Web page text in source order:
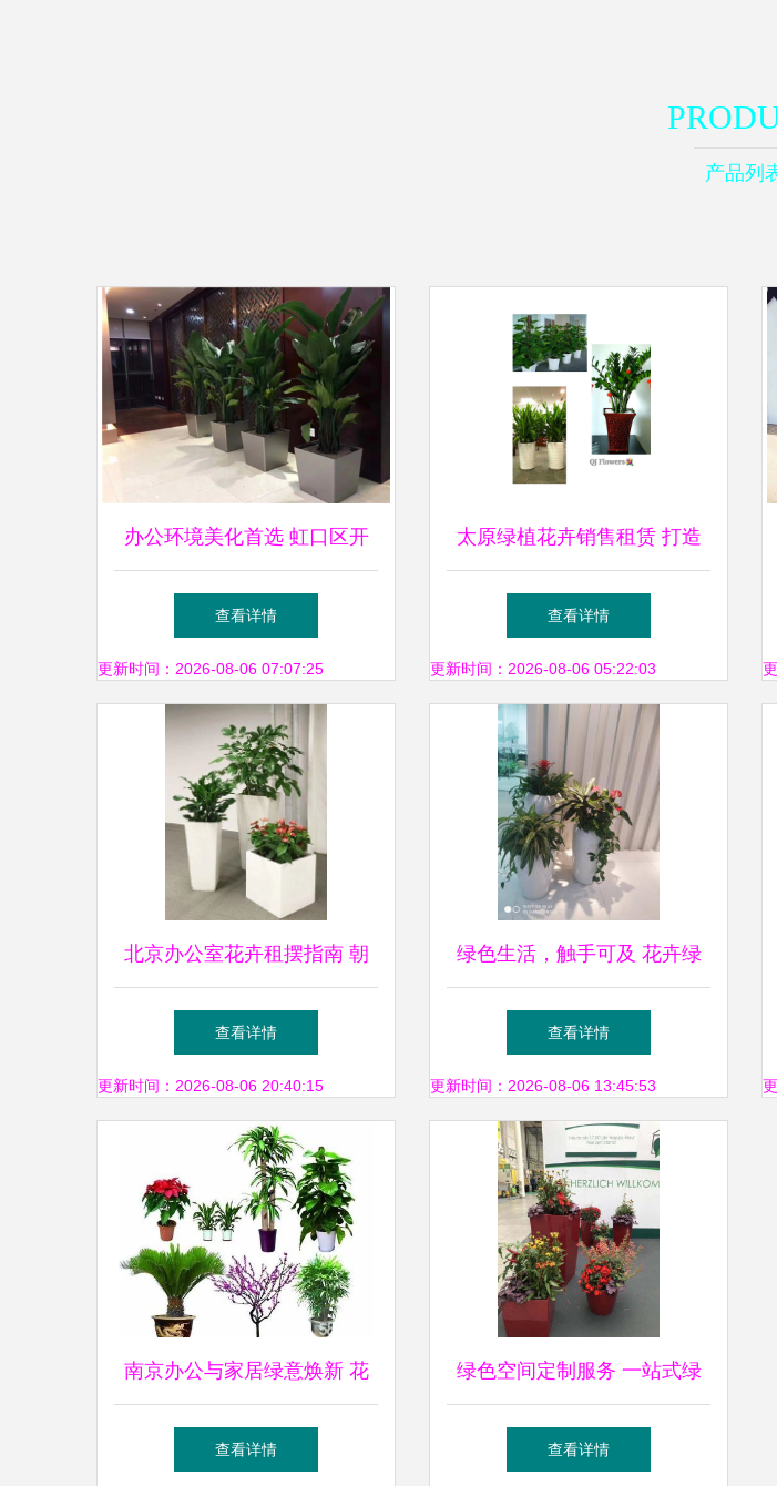
产品列
办公环境美化首选 虹口区开
业绿植花卉租赁养护服务
查看详情
更新时间：2026-08-06 07:07:25
太原绿植花卉销售租赁 打造
酒店与办公室的绿色空间
查看详情
更新时间：2026-08-06 05:22:03
北京办公室花卉租摆指南 朝
阳区京广桥绿植租赁全攻略
查看详情
更新时间：2026-08-06 20:40:15
绿色生活，触手可及 花卉绿
植租借的全方位指南
查看详情
更新时间：2026-08-06 13:45:53
南京办公与家居绿意焕新 花
卉绿植租赁与私家花园设计全
查看详情
绿色空间定制服务 一站式绿
植花卉租赁、园林绿化养护解
查看详情